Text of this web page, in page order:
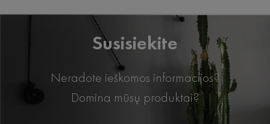
Susisiekite
Neradote ieškomos informacijos?
Domina mūsų produktai?